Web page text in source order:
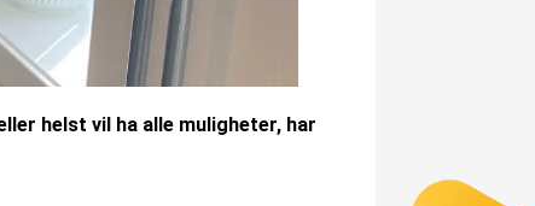
helst vil ha alle muligheter, har